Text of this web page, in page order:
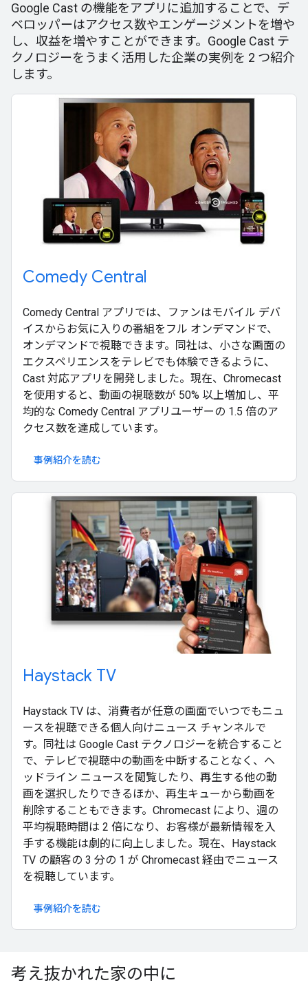
Google Cast の機能をアプリに追加することで、デ
ベロッパーはアクセス数やエンゲージメントを増や
し、収益を増やすことができます。Google Cast テ
クノロジーをうまく活用した企業の実例を 2 つ紹介
します。
Comedy Central
Comedy Central アプリでは、ファンはモバイル デバ
イスからお気に入りの番組をフル オンデマンドで、
オンデマンドで視聴できます。同社は、小さな画面の
エクスペリエンスをテレビでも体験できるように、
Cast 対応アプリを開発しました。現在、Chromecast
を使用すると、動画の視聴数が 50% 以上増加し、平
均的な Comedy Central アプリユーザーの 1.5 倍のア
クセス数を達成しています。
事例紹介を読む
Haystack TV
Haystack TV は、消費者が任意の画面でいつでもニュ
ースを視聴できる個人向けニュース チャンネルで
す。同社は Google Cast テクノロジーを統合すること
で、テレビで視聴中の動画を中断することなく、ヘ
ッドライン ニュースを閲覧したり、再生する他の動
画を選択したりできるほか、再生キューから動画を
削除することもできます。Chromecast により、週の
平均視聴時間は 2 倍になり、お客様が最新情報を入
手する機能は劇的に向上しました。現在、Haystack
TV の顧客の 3 分の 1 が Chromecast 経由でニュース
を視聴しています。
事例紹介を読む
考え抜かれた家の中に